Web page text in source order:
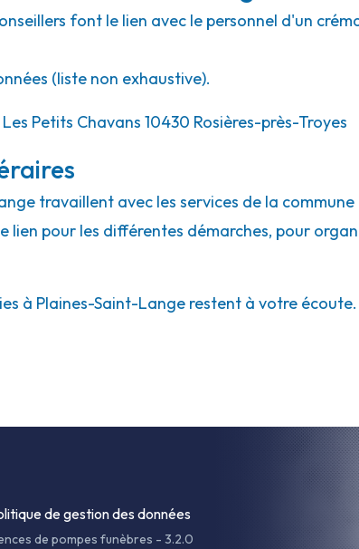
font le lien avec le personnel d'un
(liste non exhaustive).
Petits Chavans 10430 Rosières-près-Troyes
travaillent avec les services de la
lien pour les différentes démarches, pour
à Plaines-Saint-Lange restent à votre
de gestion des données
de pompes funèbres - 3.2.0